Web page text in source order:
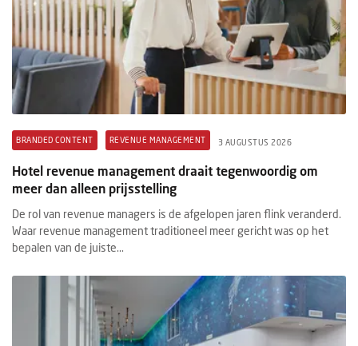
BRANDED CONTENT REVENUE MANAGEMENT 3 AUGUSTUS 2026
Hotel revenue management draait tegenwoordig om
meer dan alleen prijsstelling
De rol van revenue managers is de afgelopen jaren flink veranderd.
Waar revenue management traditioneel meer gericht was op het
bepalen van de juiste...